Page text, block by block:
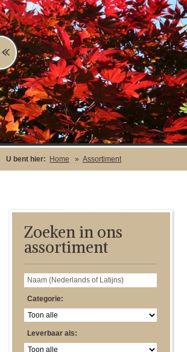
U bent hier: Home » Assortiment
Zoeken in ons
assortiment
Categorie:
Leverbaar als: